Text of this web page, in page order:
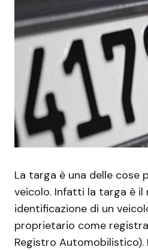
La targa è una delle cose
veicolo. Infatti la targa è il
identificazione di un
proprietario come
Registro Automobilistico).